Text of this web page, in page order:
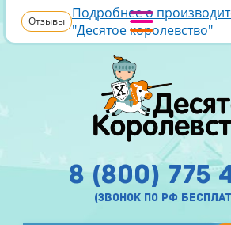
Отзывы Подробнее о
"Десятое королевство"
8 (800) 775
(звонок по рф